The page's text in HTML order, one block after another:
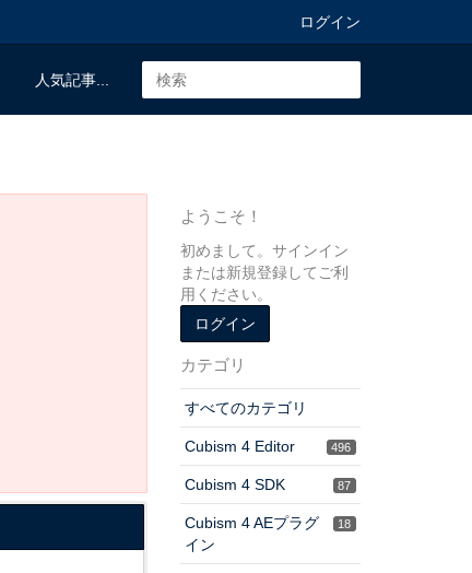
ログイン
人気記事...
ようこそ！
初めまして。サインイン
または新規登録してご利
用ください。
ログイン
カテゴリ
すべてのカテゴリ
496
Cubism 4 Editor
87
Cubism 4 SDK
18
Cubism 4 AEプラグ
イン